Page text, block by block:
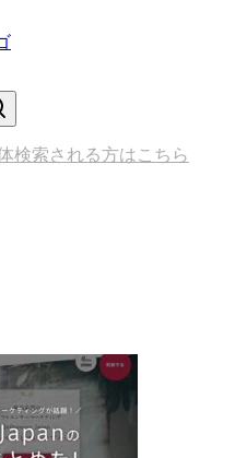
検索される方はこちら